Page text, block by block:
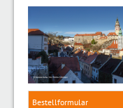
Bestellformular